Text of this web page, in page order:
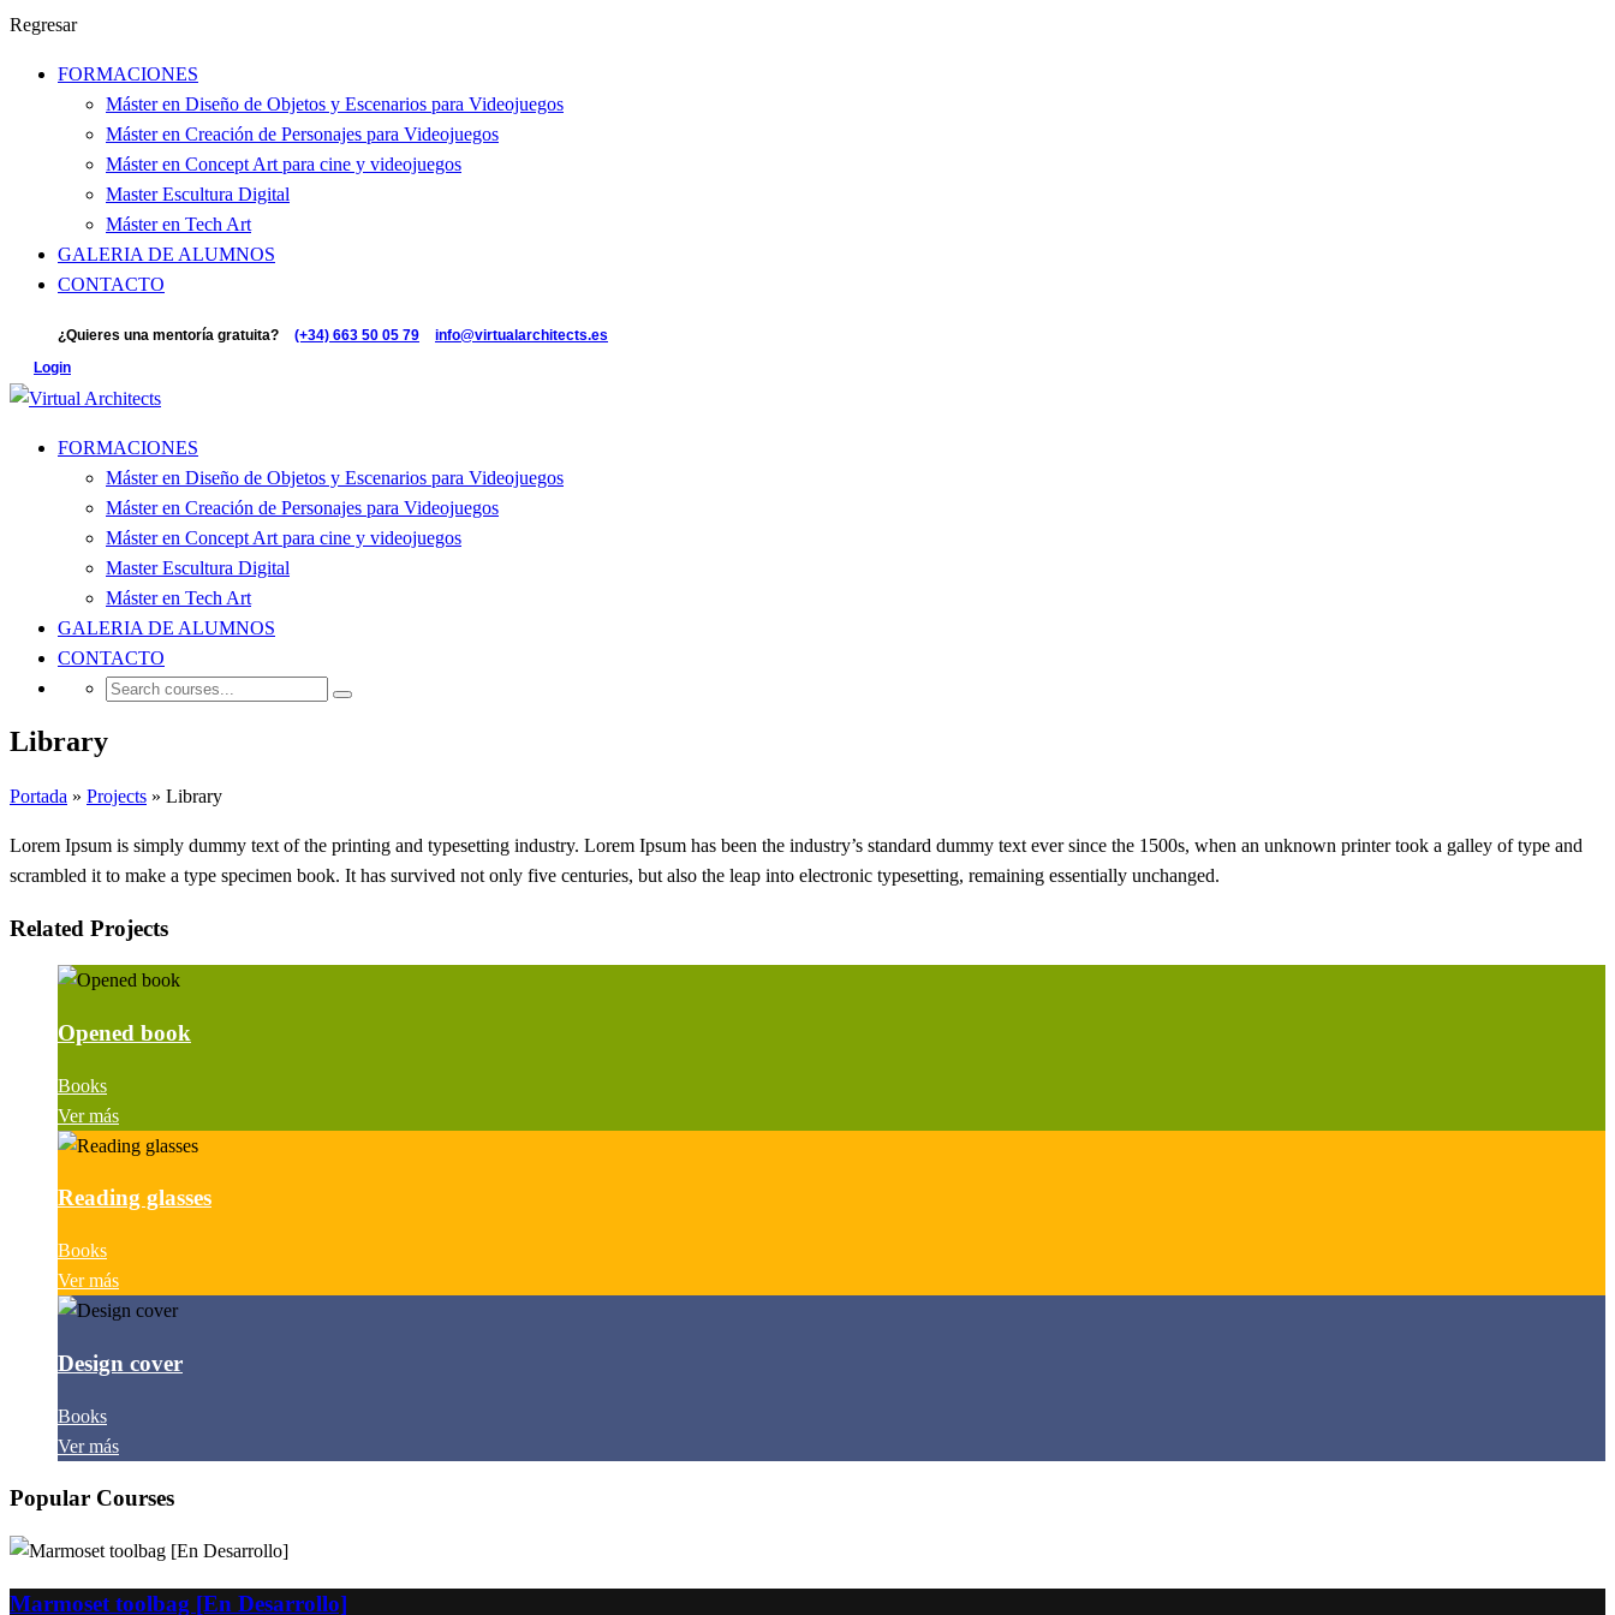
Regresar
FORMACIONES
Máster en Diseño de Objetos y Escenarios para Videojuegos
Máster en Creación de Personajes para Videojuegos
Máster en Concept Art para cine y videojuegos
Master Escultura Digital
Máster en Tech Art
GALERIA DE ALUMNOS
CONTACTO
¿Quieres una mentoría gratuita? (+34) 663 50 05 79
info@virtualarchitects.es
Login
FORMACIONES
Máster en Diseño de Objetos y Escenarios para Videojuegos
Máster en Creación de Personajes para Videojuegos
Máster en Concept Art para cine y videojuegos
Master Escultura Digital
Máster en Tech Art
GALERIA DE ALUMNOS
CONTACTO
Library
Portada » Projects » Library
Lorem Ipsum is simply dummy text of the printing and typesetting industry. Lorem Ipsum has been the industry’s standard dummy text ever since the 1500s, when an unknown printer took a galley of type and
scrambled it to make a type specimen book. It has survived not only five centuries, but also the leap into electronic typesetting, remaining essentially unchanged.
Related Projects
Opened book
Books
Ver más
Reading glasses
Books
Ver más
Design cover
Books
Ver más
Popular Courses
Marmoset toolbag [En Desarrollo]